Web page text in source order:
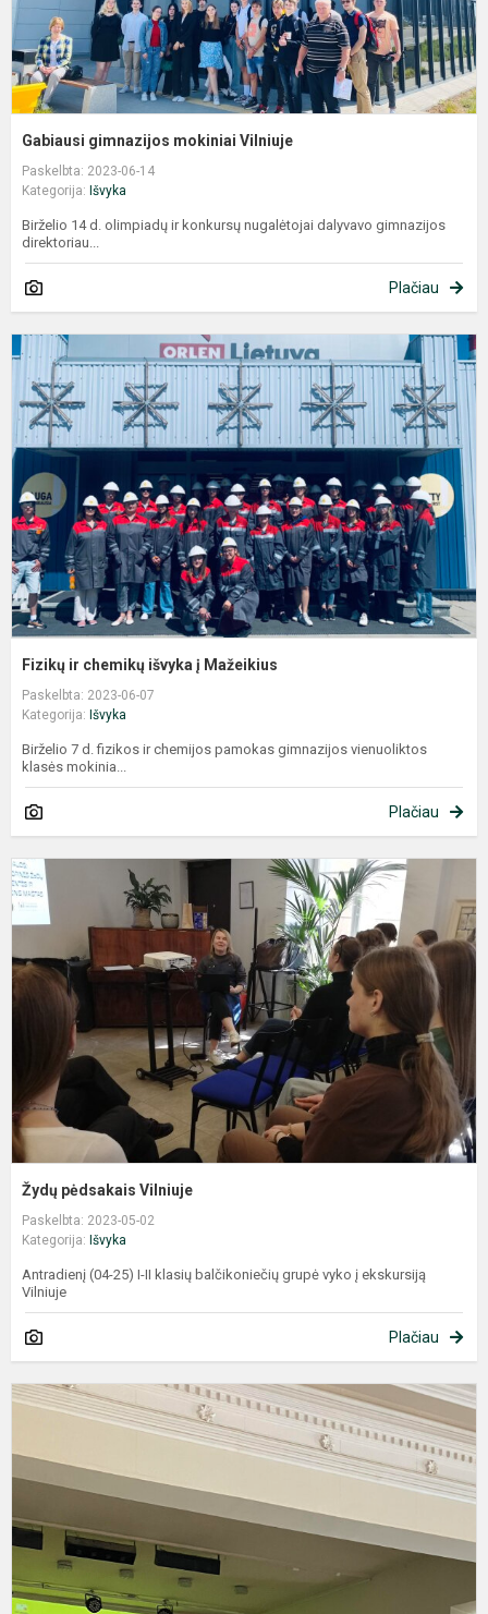
Gabiausi gimnazijos mokiniai Vilniuje
Paskelbta: 2023-06-14
Kategorija: Išvyka
Birželio 14 d. olimpiadų ir konkursų nugalėtojai dalyvavo gimnazijos
direktoriau...
Plačiau
Fizikų ir chemikų išvyka į Mažeikius
Paskelbta: 2023-06-07
Kategorija: Išvyka
Birželio 7 d. fizikos ir chemijos pamokas gimnazijos vienuoliktos
klasės mokinia...
Plačiau
Žydų pėdsakais Vilniuje
Paskelbta: 2023-05-02
Kategorija: Išvyka
Antradienį (04-25) I-II klasių balčikoniečių grupė vyko į ekskursiją
Vilniuje
Plačiau